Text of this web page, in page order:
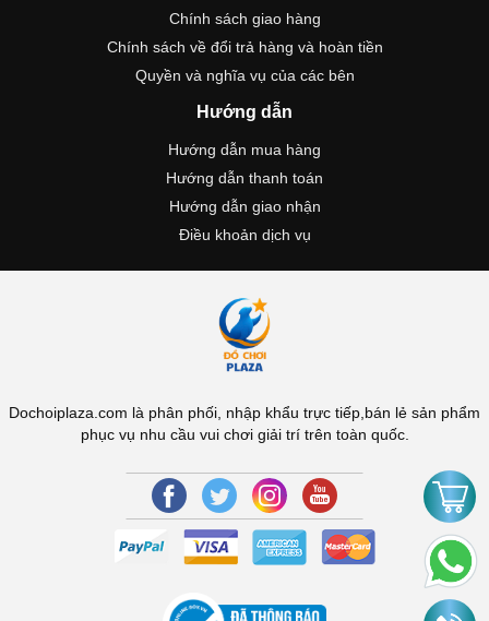
Chính sách giao hàng
Chính sách về đổi trả hàng và hoàn tiền
Quyền và nghĩa vụ của các bên
Hướng dẫn
Hướng dẫn mua hàng
Hướng dẫn thanh toán
Hướng dẫn giao nhận
Điều khoản dịch vụ
Dochoiplaza.com là phân phối, nhập khẩu trực tiếp,bán lẻ sản phẩm
phục vụ nhu cầu vui chơi giải trí trên toàn quốc.